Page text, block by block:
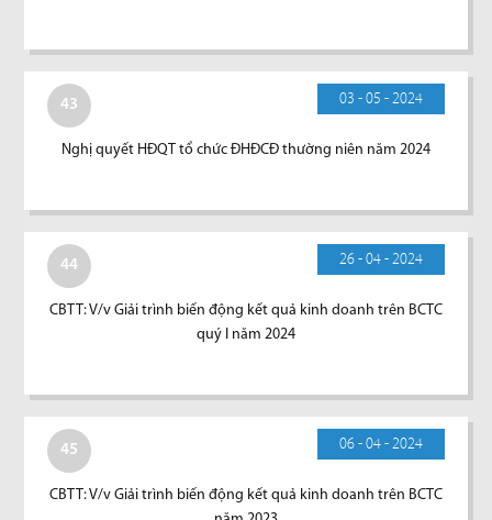
43 03 - 05 - 2024
Nghị quyết HĐQT tổ chức ĐHĐCĐ thường niên năm 2024
44 26 - 04 - 2024
CBTT: V/v Giải trình biến động kết quả kinh doanh trên BCTC
quý I năm 2024
45 06 - 04 - 2024
CBTT: V/v Giải trình biến động kết quả kinh doanh trên BCTC